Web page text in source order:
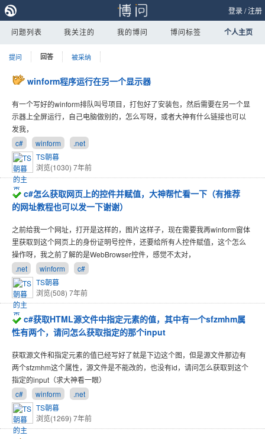
登录/注册
问题列表 我关注的 我的博问 博问标签 个人主页
提问 回答 被采纳
winform程序运行在另一个显示器
有一个写好的winform排队叫号项目，打包好了安装包，然后需要在另一个显
示器上全屏运行，自己电脑做别的，怎么写呀，或者大神有什么链接也可以
发我，
c#
winform
.net
TS朝暮
浏览(1030) 7年前
c#怎么获取网页上的控件并赋值，大神帮忙看一下（有推荐
的网址教程也可以发一下谢谢）
之前给我一个网址，打开是这样的，图片这样子，现在需要我再winform窗体
里获取到这个网页上的身份证明号控件，还要给所有人控件赋值，这个怎么
操作呀，我之前了解的是WebBrowser控件，感觉不太对，
.net
winform
c#
TS朝暮
浏览(508) 7年前
c#获取HTML源文件中指定元素的值，其中有一个sfzmhm属
性有两个，请问怎么获取指定的那个input
获取源文件和指定元素的值已经写好了就是下边这个图，但是源文件那边有
两个sfzmhm这个属性，源文件是不能改的，也没有id，请问怎么获取到这个
指定的input（求大神看一眼）
c#
winform
.net
TS朝暮
浏览(1269) 7年前